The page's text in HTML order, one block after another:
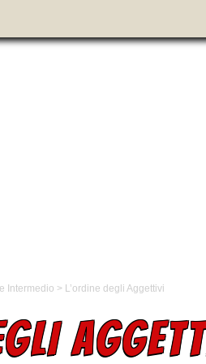
Intermedio > L’ordine degli Aggettivi